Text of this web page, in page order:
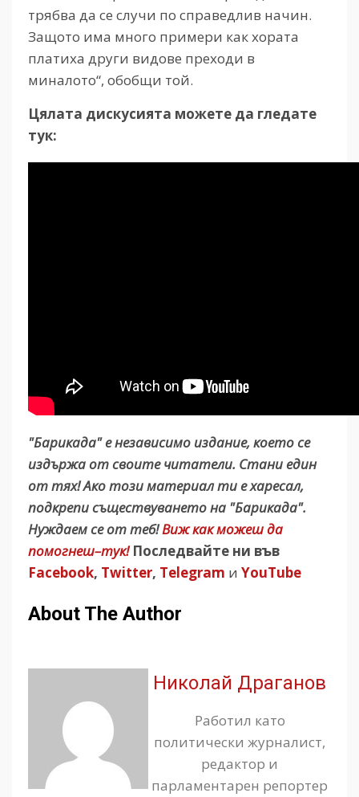
трябва да се случи по справедлив начин.
Защото има много примери как хората
платиха други видове преходи в
миналото“, обобщи той.
Цялата дискусията можете да гледате
тук:
"Барикада" е независимо издание, което се
издържа от своите читатели. Стани един
от тях! Ако този материал ти е харесал,
подкрепи съществуването на "Барикада".
Нуждаем се от теб!Виж как можеш да
помогнеш–тук! Последвайте ни във
Facebook, Twitter, Telegram и YouTube
About The Author
Николай Драганов
Работил като
политически журналист,
редактор и
парламентарен репортер